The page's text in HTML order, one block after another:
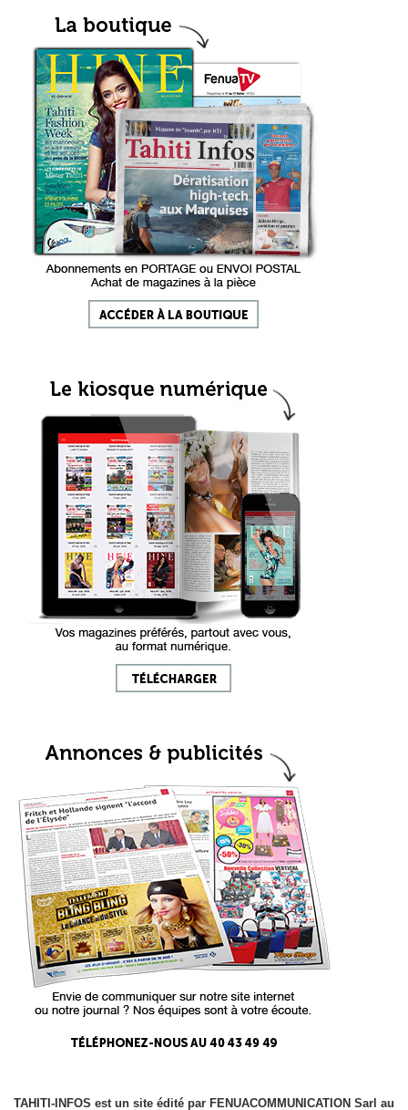
TAHITI-INFOS est un site édité par FENUACOMMUNICATION Sarl au